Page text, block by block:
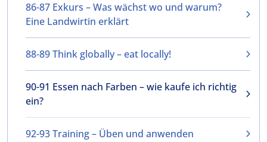
86-87 Exkurs – Was wächst wo und warum?
Eine Landwirtin erklärt
88-89 Think globally – eat locally!
90-91 Essen nach Farben – wie kaufe ich richtig
ein?
92-93 Training – Üben und anwenden